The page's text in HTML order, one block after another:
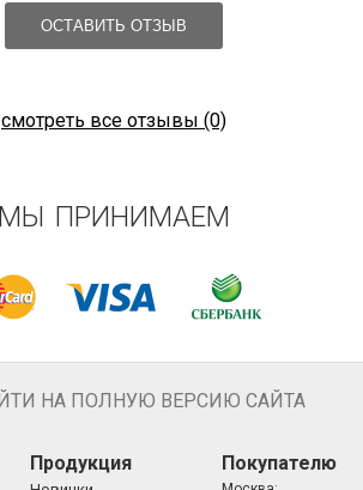
ОСТАВИТЬ ОТЗЫВ
смотреть все отзывы (0)
МЫ ПРИНИМАЕМ
НА ПОЛНУЮ ВЕРСИЮ САЙТА
Продукция Покупателю